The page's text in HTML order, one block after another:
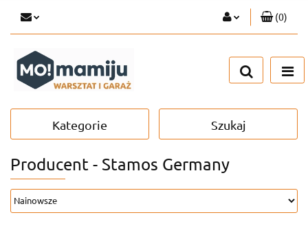
Zaloguj się
(0)
Kategorie Szukaj
Producent - Stamos Germany